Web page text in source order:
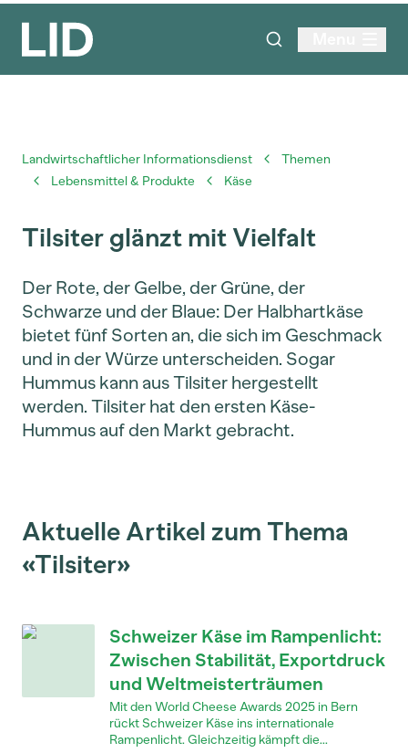
Landwirtschaftlicher Informationsdienst
Themen
Lebensmittel & Produkte
Käse
Tilsiter glänzt mit Vielfalt
Der Rote, der Gelbe, der Grüne, der
Schwarze und der Blaue: Der Halbhartkäse
bietet fünf Sorten an, die sich im Geschmack
und in der Würze unterscheiden. Sogar
Hummus kann aus Tilsiter hergestellt
werden. Tilsiter hat den ersten Käse-
Hummus auf den Markt gebracht.
Aktuelle Artikel zum Thema
«Tilsiter»
Schweizer Käse im Rampenlicht:
Zwischen Stabilität, Exportdruck
und Weltmeisterträumen
Mit den World Cheese Awards 2025 in Bern
rückt Schweizer Käse ins internationale
Rampenlicht. Gleichzeitig kämpft die...